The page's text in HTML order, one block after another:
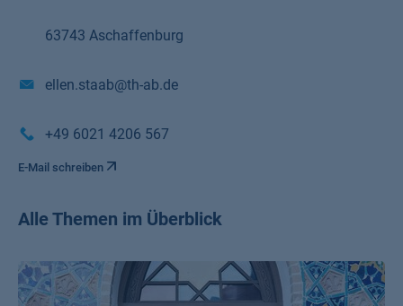
63743 Aschaffenburg
ellen.staab@th-ab.de
+49 6021 4206 567
E-Mail schreiben
Alle Themen im Überblick